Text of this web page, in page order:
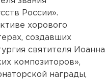
России».
хорового
создавших
святителя Иоанна
композиторов»,
награды,